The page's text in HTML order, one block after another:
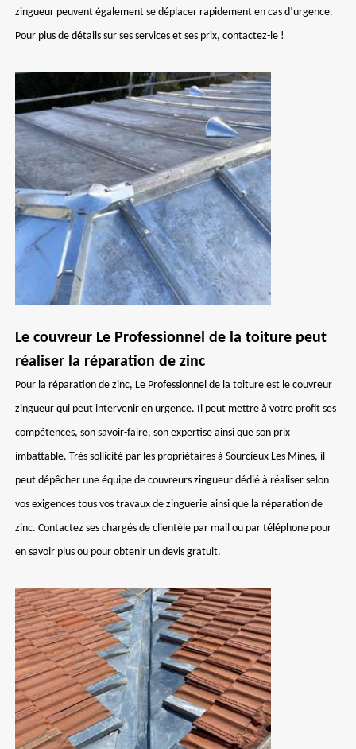
zingueur peuvent également se déplacer rapidement en cas d’urgence.
Pour plus de détails sur ses services et ses prix, contactez-le !
Le couvreur Le Professionnel de la toiture peut
réaliser la réparation de zinc
Pour la réparation de zinc, Le Professionnel de la toiture est le couvreur
zingueur qui peut intervenir en urgence. Il peut mettre à votre profit ses
compétences, son savoir-faire, son expertise ainsi que son prix
imbattable. Très sollicité par les propriétaires à Sourcieux Les Mines, il
peut dépêcher une équipe de couvreurs zingueur dédié à réaliser selon
vos exigences tous vos travaux de zinguerie ainsi que la réparation de
zinc. Contactez ses chargés de clientèle par mail ou par téléphone pour
en savoir plus ou pour obtenir un devis gratuit.